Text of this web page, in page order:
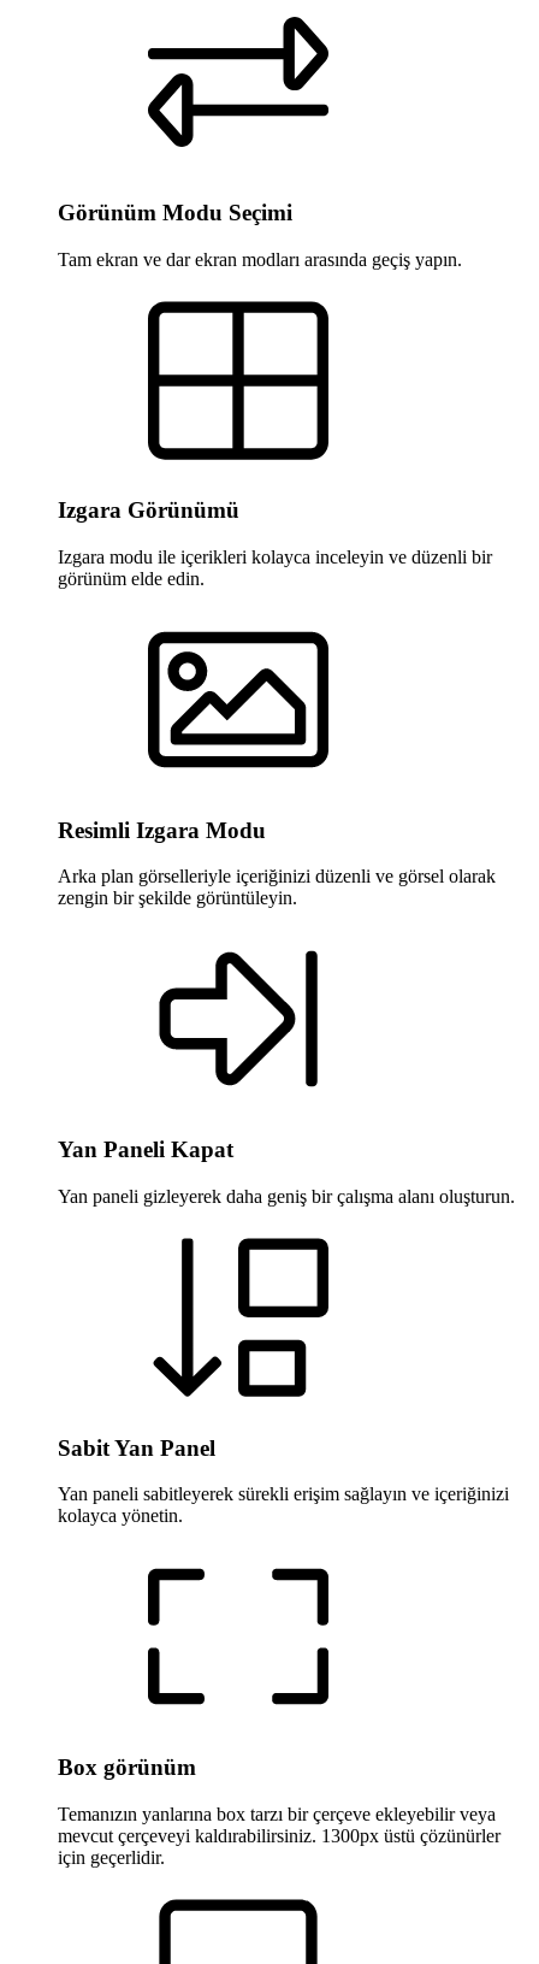
Görünüm Modu Seçimi
Tam ekran ve dar ekran modları arasında geçiş yapın.
Izgara Görünümü
Izgara modu ile içerikleri kolayca inceleyin ve düzenli bir
görünüm elde edin.
Resimli Izgara Modu
Arka plan görselleriyle içeriğinizi düzenli ve görsel olarak
zengin bir şekilde görüntüleyin.
Yan Paneli Kapat
Yan paneli gizleyerek daha geniş bir çalışma alanı oluşturun.
Sabit Yan Panel
Yan paneli sabitleyerek sürekli erişim sağlayın ve içeriğinizi
kolayca yönetin.
Box görünüm
Temanızın yanlarına box tarzı bir çerçeve ekleyebilir veya
mevcut çerçeveyi kaldırabilirsiniz. 1300px üstü çözünürler
için geçerlidir.